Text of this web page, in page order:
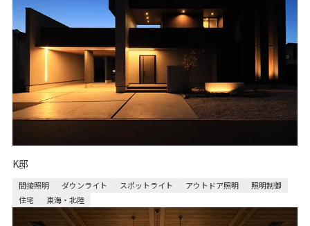
K邸
間接照明 ダウンライト スポットライト アウトドア照明
照明制御
住宅
東海・北陸